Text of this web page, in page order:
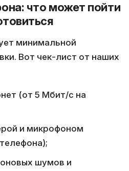
что может пойти
минимальной
Вот чек-лист от наших
(от 5 Мбит/с на
и микрофоном
шумов и